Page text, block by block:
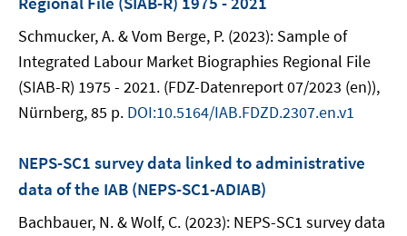
Schmucker, A. & Vom Berge, P. (2023): Sample of
Integrated Labour Market Biographies Regional File
(SIAB-R) 1975 - 2021. (FDZ-Datenreport 07/2023 (en)),
Nürnberg, 85 p. DOI:10.5164/IAB.FDZD.2307.en.v1
NEPS-SC1 survey data linked to administrative
data of the IAB (NEPS-SC1-ADIAB)
Bachbauer, N. & Wolf, C. (2023): NEPS-SC1 survey data